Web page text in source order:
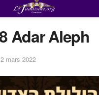
Adar Aleph
2 mars 2022